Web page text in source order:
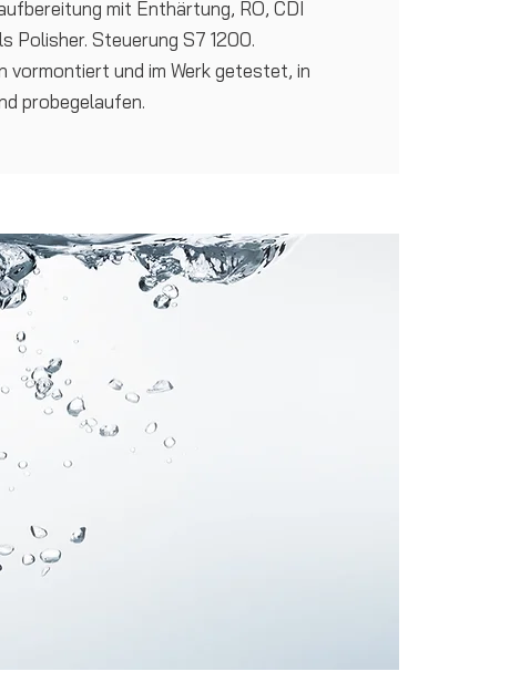
mit Enthärtung, RO, CDI
Polisher. Steuerung S7 1200.
vormontiert und im Werk getestet, in
probegelaufen.